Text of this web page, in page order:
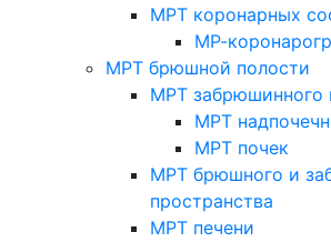
МРТ коронарных
МР-
МРТ брюшной полости
МРТ забрюшинного
МРТ
МРТ почек
МРТ брюшного и
пространства
МРТ печени